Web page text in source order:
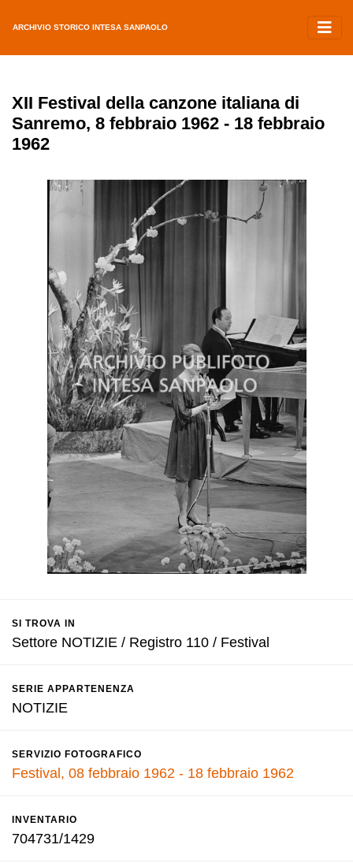
ARCHIVIO STORICO INTESA SANPAOLO
XII Festival della canzone italiana di
Sanremo, 8 febbraio 1962 - 18 febbraio
1962
SI TROVA IN
Settore NOTIZIE / Registro 110 / Festival
SERIE APPARTENENZA
NOTIZIE
SERVIZIO FOTOGRAFICO
Festival, 08 febbraio 1962 - 18 febbraio 1962
INVENTARIO
704731/1429